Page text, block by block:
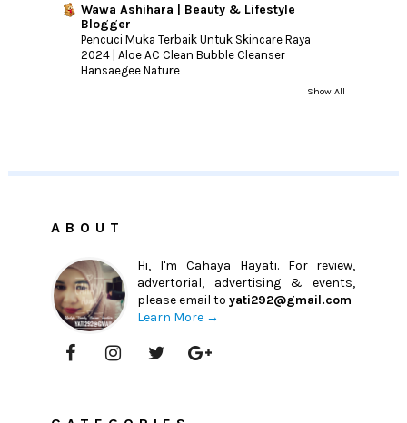
Wawa Ashihara | Beauty & Lifestyle
Blogger
Pencuci Muka Terbaik Untuk Skincare Raya
2024 | Aloe AC Clean Bubble Cleanser
Hansaegee Nature
Show All
ABOUT
Hi, I'm Cahaya Hayati. For review,
advertorial, advertising & events,
please email toyati292@gmail.com
Learn More →